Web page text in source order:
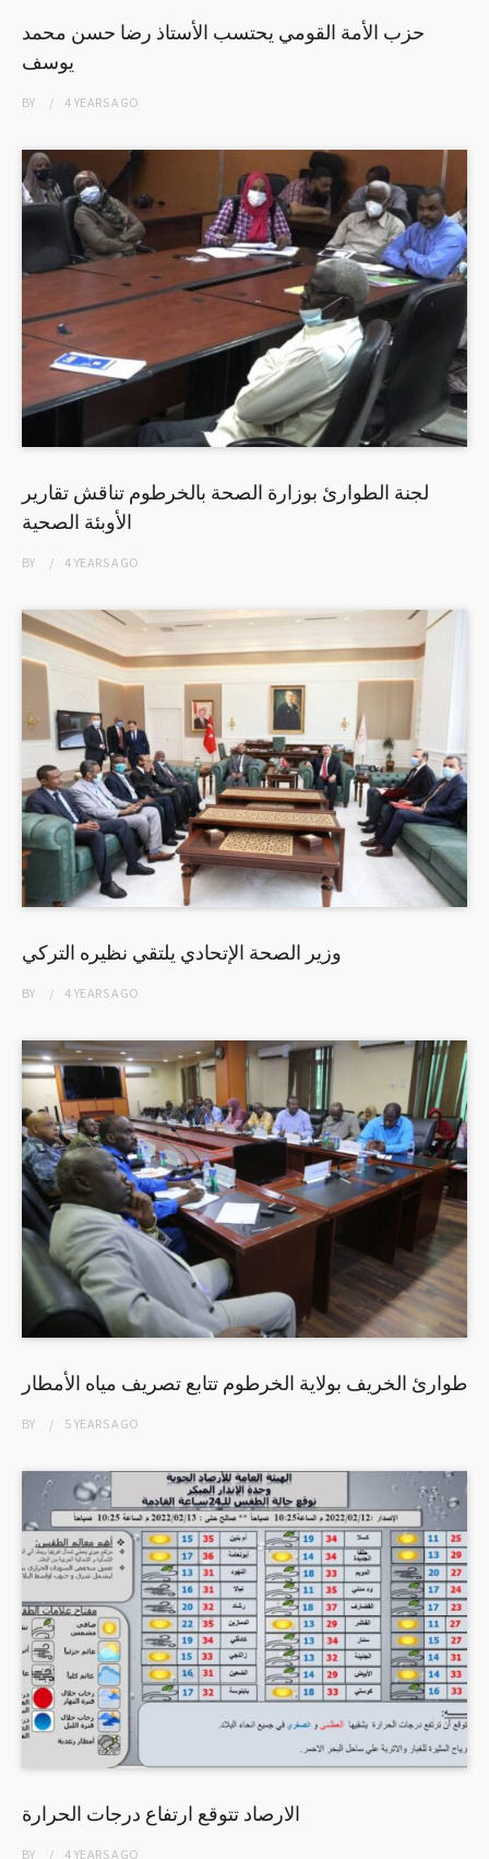
حزب الأمة القومي يحتسب الأستاذ رضا حسن محمد
يوسف
BY 4 YEARSAGO
لجنة الطوارئ بوزارة الصحة بالخرطوم تناقش تقارير
الأوبئة الصحية
BY 4 YEARSAGO
وزير الصحة الإتحادي يلتقي نظيره التركي
BY 4 YEARSAGO
طوارئ الخريف بولاية الخرطوم تتابع تصريف مياه الأمطار
BY 5 YEARSAGO
الارصاد تتوقع ارتفاع درجات الحرارة
BY 4 YEARSAGO